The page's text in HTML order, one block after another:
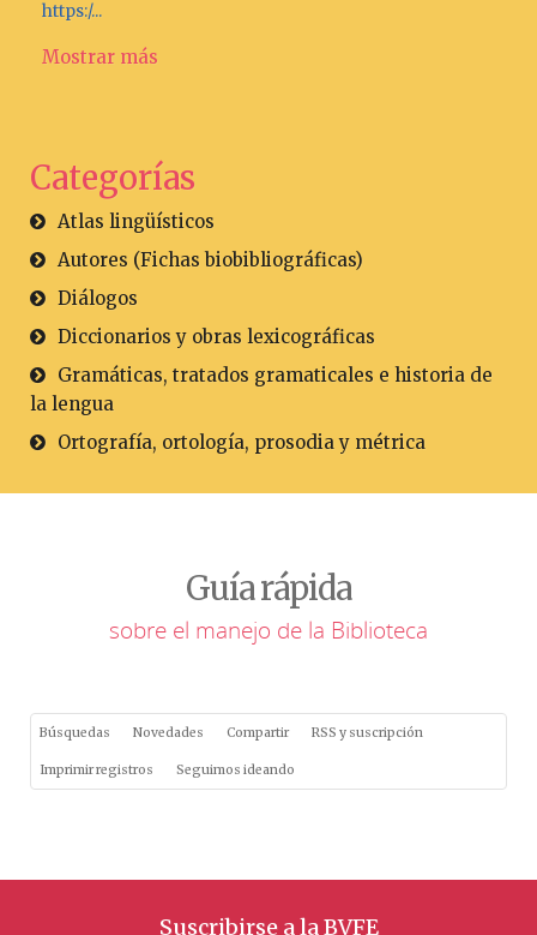
https:/...
Mostrar más
Categorías
Atlas lingüísticos
Autores (Fichas biobibliográficas)
Diálogos
Diccionarios y obras lexicográficas
Gramáticas, tratados gramaticales e historia de
la lengua
Ortografía, ortología, prosodia y métrica
Guía rápida
sobre el manejo de la Biblioteca
Búsquedas Novedades Compartir RSS y suscripción
Imprimir registros Seguimos ideando
Suscribirse a la BVFE